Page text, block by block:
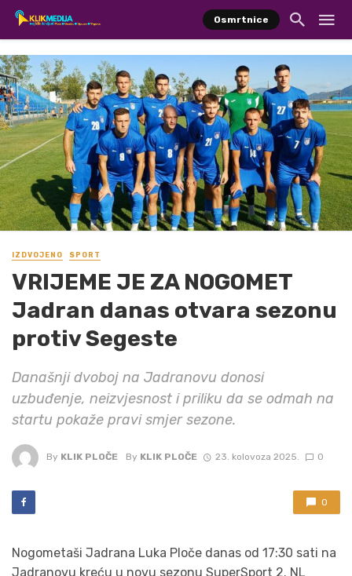
Osmrtnice
IZDVOJENO SPORT
VRIJEME JE ZA NOGOMET
Jadran danas otvara sezonu
protiv Segeste
Današnji dvoboj na Jadranovu donosi
uzbuđenje, neizvjesnost i priliku da se odmah na
startu pokaže pravi smjer sezone.
By KLIK PLOČE By KLIK PLOČE 23. kolovoza 2025. 0
0
Nogometaši Jadrana Luka Ploče danas od 17:30 sati na
Jadranovu kreću u novu sezonu SuperSport 2. NL